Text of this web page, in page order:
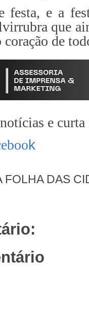
festa, e a
que
de
e curta
k
FOLHA DAS